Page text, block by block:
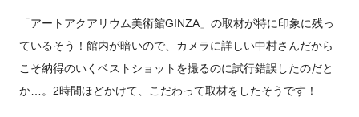
「アートアクアリウム美術館GINZA」の取材が特に印象に残っ
ているそう！館内が暗いので、カメラに詳しい中村さんだから
こそ納得のいくベストショットを撮るのに試行錯誤したのだと
か…。2時間ほどかけて、こだわって取材をしたそうです！